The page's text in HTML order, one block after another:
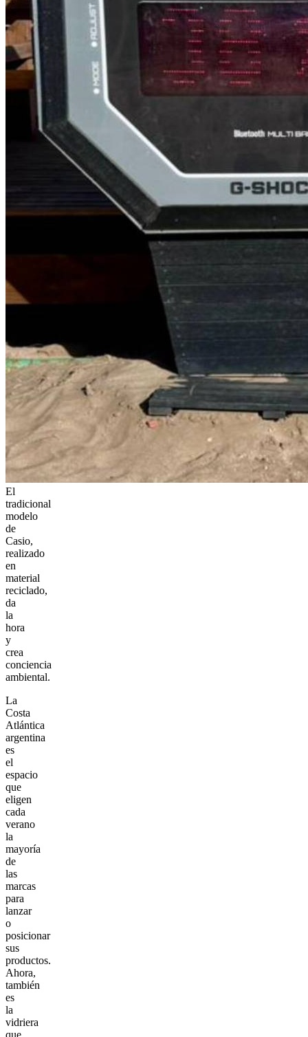
El
tradicional
modelo
de
Casio,
realizado
en
material
reciclado,
da
la
hora
y
crea
conciencia
ambiental.
La
Costa
Atlántica
argentina
es
el
espacio
que
eligen
cada
verano
la
mayoría
de
las
marcas
para
lanzar
o
posicionar
sus
productos.
Ahora,
también
es
la
vidriera